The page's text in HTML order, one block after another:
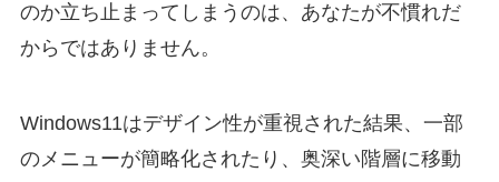
のか立ち止まってしまうのは、あなたが不慣れだ
からではありません。
Windows11はデザイン性が重視された結果、一部
のメニューが簡略化されたり、奥深い階層に移動